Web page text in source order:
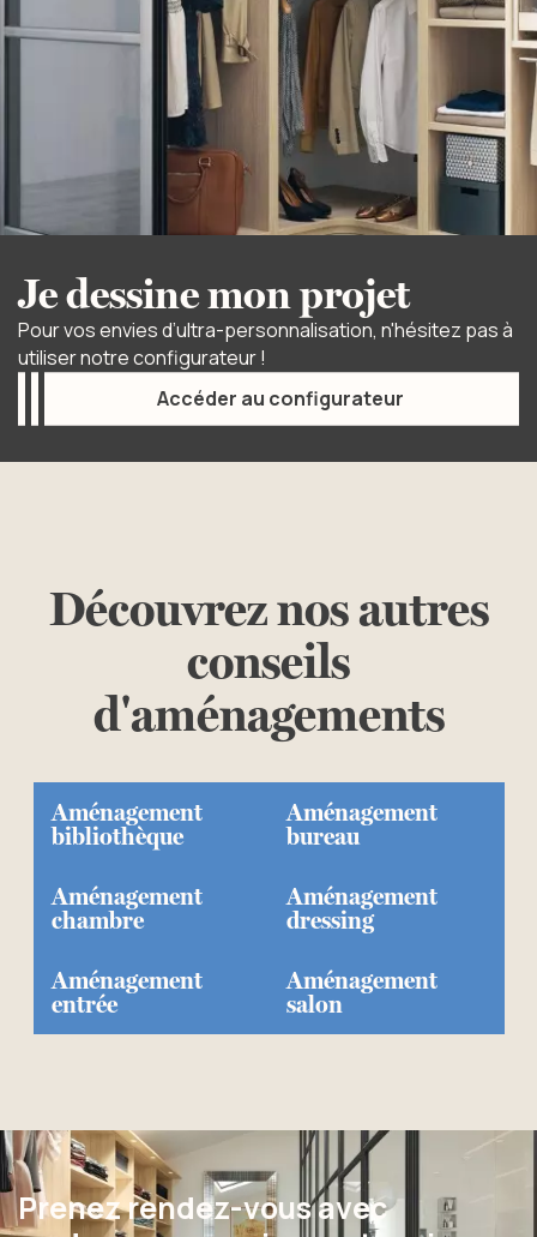
Je dessine mon projet
Pour vos envies d’ultra-personnalisation, n'hésitez pas à
utiliser notre configurateur !
Accéder au configurateur
Découvrez nos autres
conseils
d'aménagements
Aménagement
bibliothèque
Aménagement
bureau
Aménagement
chambre
Aménagement
dressing
Aménagement
entrée
Aménagement
salon
Prenez rendez-vous avec